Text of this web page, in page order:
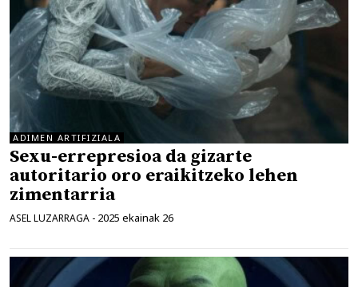
ADIMEN ARTIFIZIALA
Sexu-errepresioa da gizarte
autoritario oro eraikitzeko lehen
zimentarria
ASEL LUZARRAGA - 2025 ekainak 26